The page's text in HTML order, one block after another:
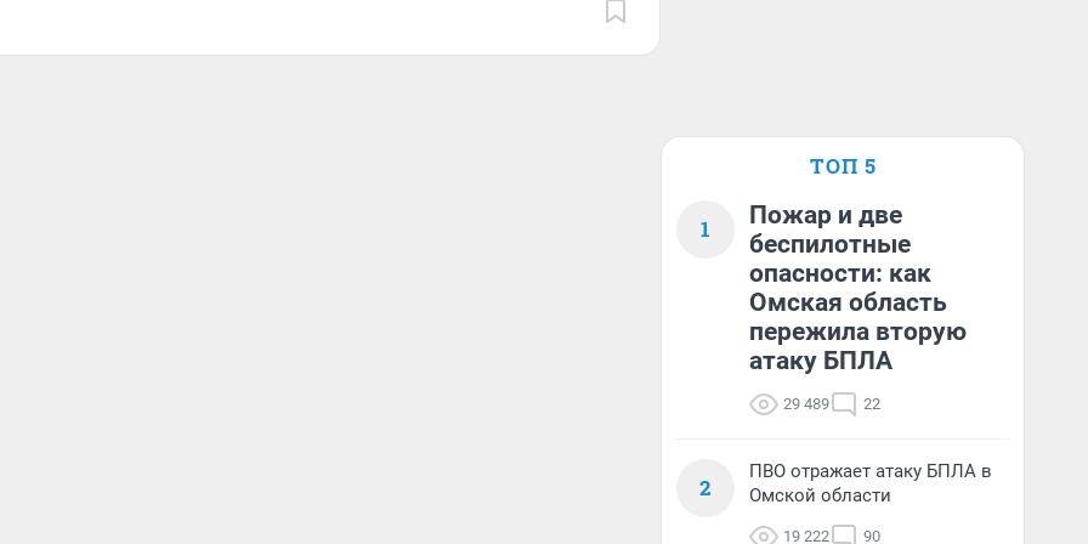
ТОП 5
1
Пожар и две
беспилотные
опасности: как
Омская область
пережила вторую
атаку БПЛА
29 489 22
2
ПВО отражает атаку БПЛА в
Омской области
19 222 90